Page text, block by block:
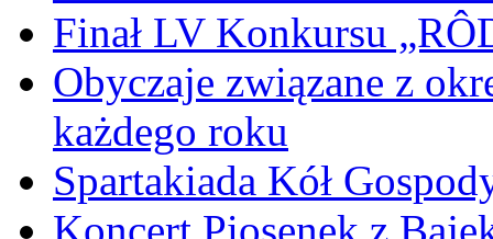
Finał LV Konkursu
Obyczaje związane z
każdego roku
Spartakiada Kół